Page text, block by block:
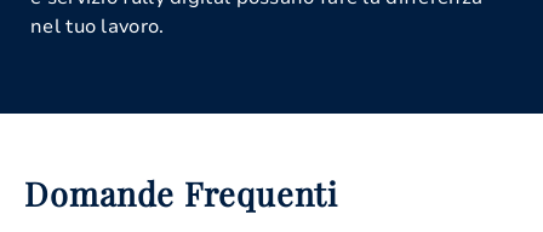
nel tuo lavoro.
Domande Frequenti